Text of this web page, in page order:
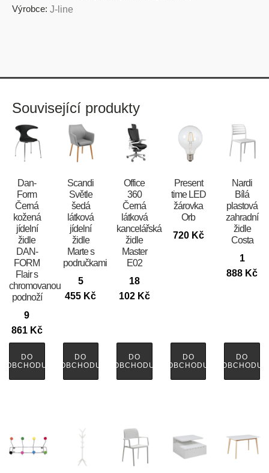
Výrobce: J-line
Související produkty
​​​​​Dan-
Form
Černá
kožená
jídelní
židle
DAN-
FORM
Flair s
chromovanou
podnoží
9
861 Kč
DO
OBCHODU
Scandi
Světle
šedá
látková
jídelní
židle
Marte s
područkami
5
455 Kč
DO
OBCHODU
Office
360
Černá
látková
kancelářská
židle
Master
E02
18
102 Kč
DO
OBCHODU
Present
time LED
žárovka
Orb
720 Kč
DO
OBCHODU
Nardi
Bílá
plastová
zahradní
židle
Costa
1
888 Kč
DO
OBCHODU